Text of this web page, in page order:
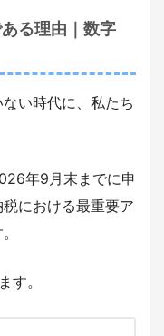
る理由｜数字
い時代に、私たち
年9月末までに申
における最重要ア
す。